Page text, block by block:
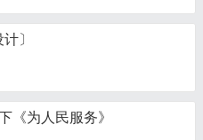
〕
《为人民服务》